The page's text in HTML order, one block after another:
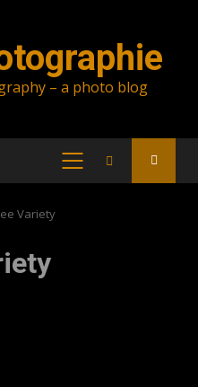
– a photo blog
PRIMARY
Variety